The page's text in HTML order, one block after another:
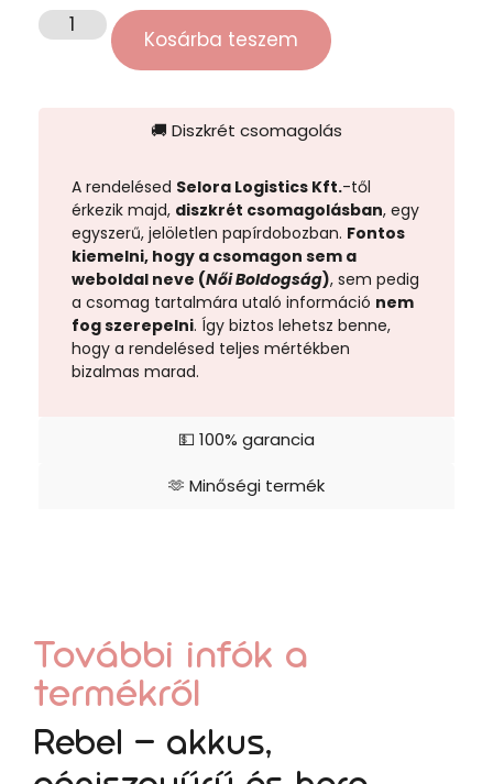
Kosárba teszem
🚚 Diszkrét csomagolás
💵 100% garancia
🫶 Minőségi termék
A rendelésed Selora Logistics Kft.-től
érkezik majd, diszkrét csomagolásban, egy
egyszerű, jelöletlen papírdobozban. Fontos
kiemelni, hogy a csomagon sem a
weboldal neve (Női Boldogság), sem pedig
a csomag tartalmára utaló információ nem
fog szerepelni. Így biztos lehetsz benne,
hogy a rendelésed teljes mértékben
bizalmas marad.
További infók a
termékről
Rebel – akkus,